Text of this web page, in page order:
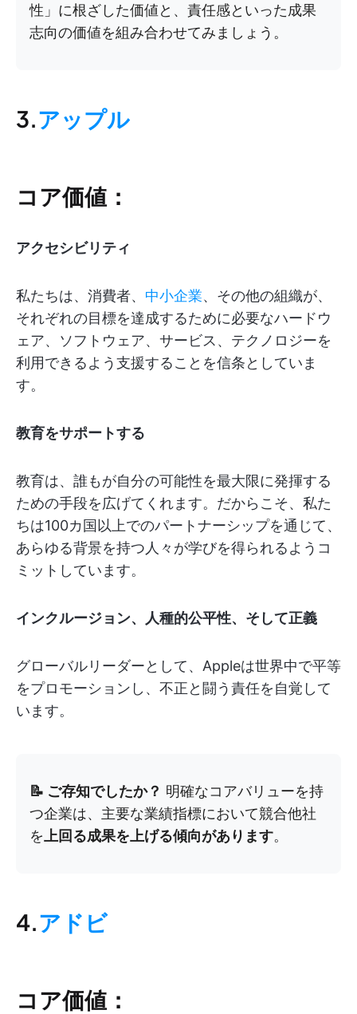
性」に根ざした価値と、責任感といった成果
志向の価値を組み合わせてみましょう。
3.アップル
コア価値：
アクセシビリティ
私たちは、消費者、 中小企業、その他の組織が、
それぞれの目標を達成するために必要なハードウ
ェア、ソフトウェア、サービス、テクノロジーを
利用できるよう支援することを信条としていま
す。
教育をサポートする
教育は、誰もが自分の可能性を最大限に発揮する
ための手段を広げてくれます。だからこそ、私た
ちは100カ国以上でのパートナーシップを通じて、
あらゆる背景を持つ人々が学びを得られるようコ
ミットしています。
インクルージョン、人種的公平性、そして正義
グローバルリーダーとして、Appleは世界中で平等
をプロモーションし、不正と闘う責任を自覚して
います。
📝 ご存知でしたか？ 明確なコアバリューを持
つ企業は、主要な業績指標において競合他社
を 上回る成果を上げる傾向があります。
4.アドビ
コア価値：